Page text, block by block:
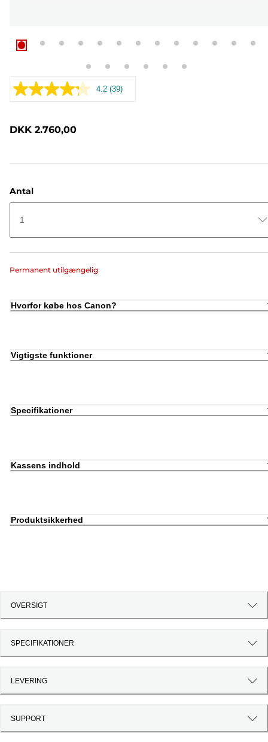
4.2 Læs
(39)
DKK 2.760,00
Antal
1
Permanent utilgængelig
Hvorfor købe hos Canon?
Vigtigste funktioner
Specifikationer
Kassens indhold
Produktsikkerhed
OVERSIGT
SPECIFIKATIONER
LEVERING
SUPPORT